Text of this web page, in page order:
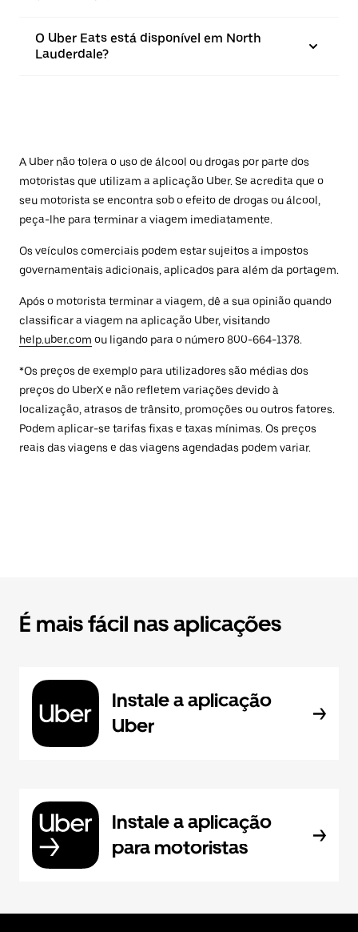
O Uber Eats está disponível em North
Lauderdale?
A Uber não tolera o uso de álcool ou drogas por parte dos
motoristas que utilizam a aplicação Uber. Se acredita que o
seu motorista se encontra sob o efeito de drogas ou álcool,
peça-lhe para terminar a viagem imediatamente.
Os veículos comerciais podem estar sujeitos a impostos
governamentais adicionais, aplicados para além da portagem.
Após o motorista terminar a viagem, dê a sua opinião quando
classificar a viagem na aplicação Uber, visitando
help.uber.com ou ligando para o número 800-664-1378.
*Os preços de exemplo para utilizadores são médias dos
preços do UberX e não refletem variações devido à
localização, atrasos de trânsito, promoções ou outros fatores.
Podem aplicar-se tarifas fixas e taxas mínimas. Os preços
reais das viagens e das viagens agendadas podem variar.
É mais fácil nas aplicações
Instale a aplicação
Uber
Instale a aplicação
para motoristas